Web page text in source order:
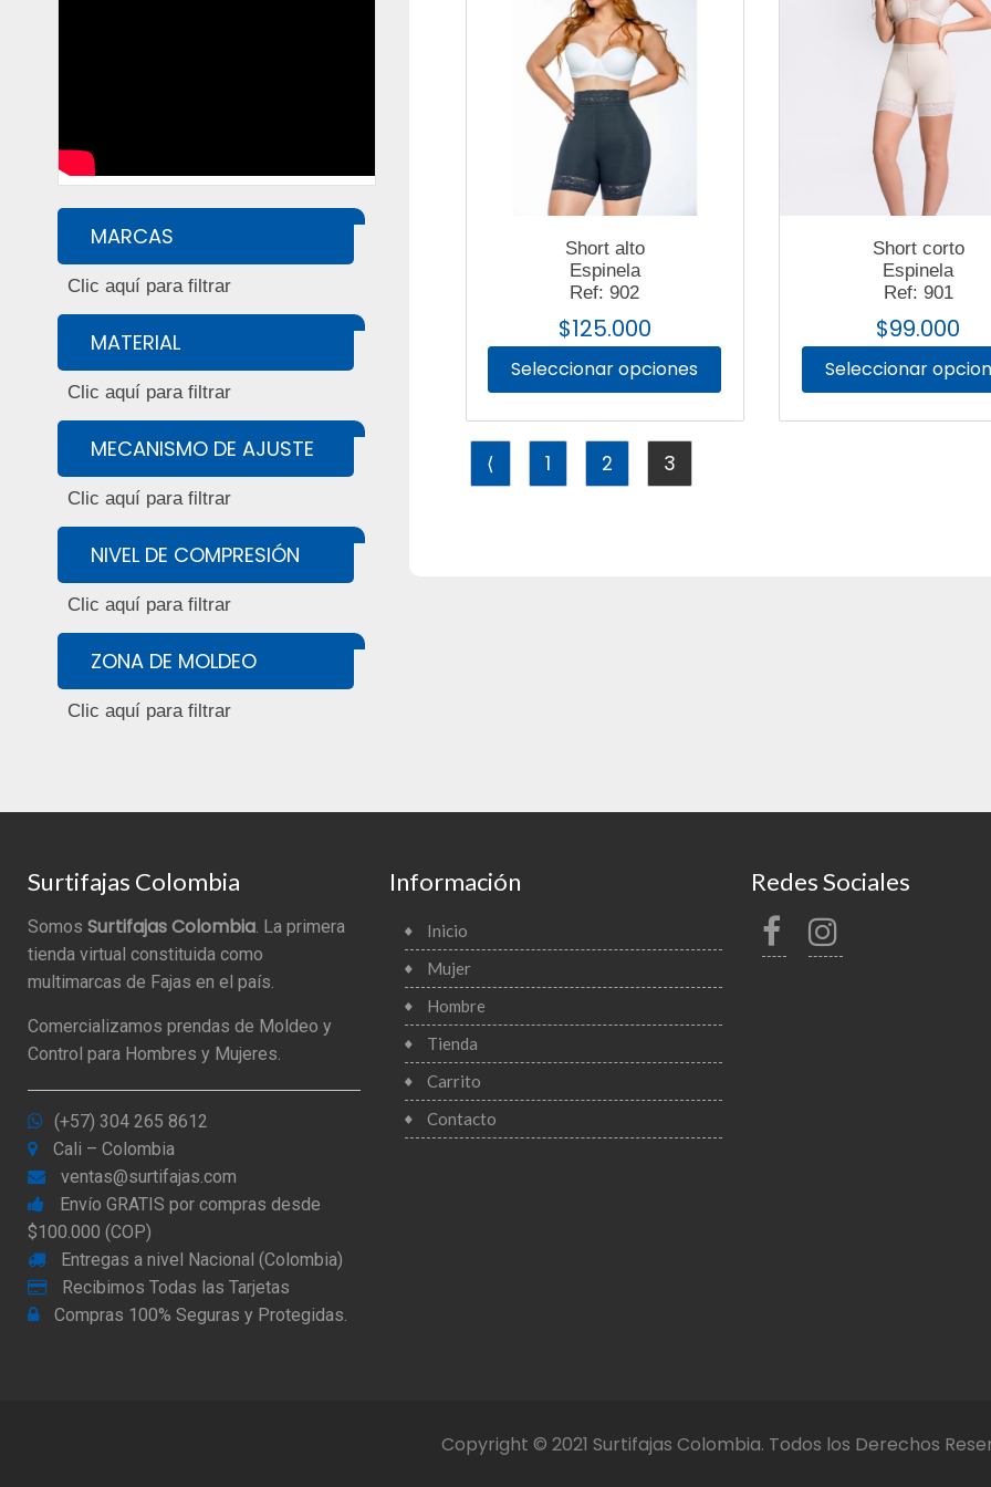
Short alto
Espinela
Ref: 902
$125.000
Seleccionar opciones
Short corto
Espinela
Ref: 901
$99.000
Seleccionar
⟨ 1 2 3
MARCAS
MATERIAL
MECANISMO DE AJUSTE
NIVEL DE COMPRESIÓN
ZONA DE MOLDEO
Surtifajas Colombia
SomosSurtifajas Colombia . La primera
tienda virtual constituida como
multimarcas de Fajas en el país.
Comercializamos prendas de Moldeo y
Control para Hombres y Mujeres.
(+57) 304 265 8612
Cali – Colombia
ventas@surtifajas.com
Envío GRATIS por compras desde
$100.000 (COP)
Entregas a nivel Nacional (Colombia)
Recibimos Todas las Tarjetas
Compras 100% Seguras y Protegidas.
Información
Inicio
Mujer
Hombre
Tienda
Carrito
Contacto
Redes Sociales
Copyright © 2021 Surtifajas Colombia. Todos los Derechos